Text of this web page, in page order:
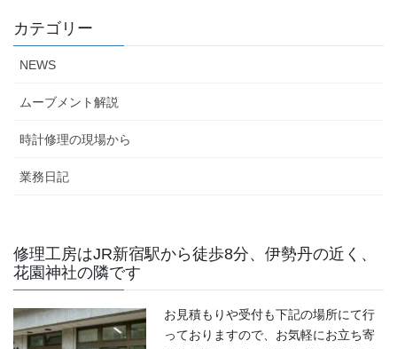
カテゴリー
NEWS
ムーブメント解説
時計修理の現場から
業務日記
修理工房はJR新宿駅から徒歩8分、伊勢丹の近く、
花園神社の隣です
お見積もりや受付も下記の場所にて行
っておりますので、お気軽にお立ち寄